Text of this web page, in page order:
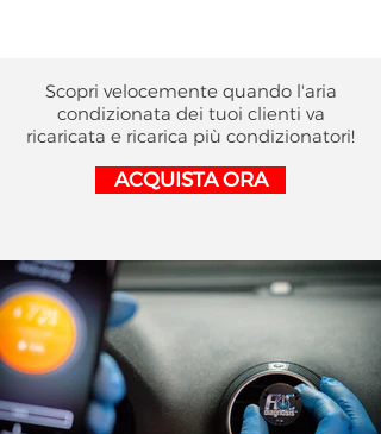
Scopri velocemente quando l'aria
condizionata dei tuoi clienti va
ricaricata e ricarica più condizionatori!
ACQUISTA ORA